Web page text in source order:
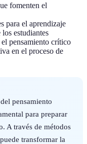
fomenten el
para el aprendizaje
estudiantes
pensamiento crítico
en el proceso de
pensamiento
para preparar
A través de métodos
transformar la